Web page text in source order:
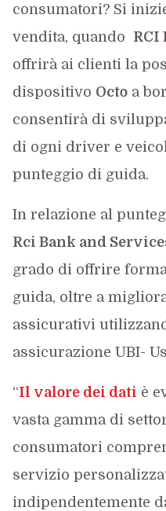
consumatori? Si
vendita, quando RCI
offrirà ai clienti la
dispositivo Octoa
consentirà di
di ogni driver e
punteggio di guida.
In relazione al
Rci Bank and
grado di offrire
guida, oltre a
assicurativi
assicurazione UBI-
“Il valore dei dati è
vasta gamma di
consumatori
servizio
indipendentemente